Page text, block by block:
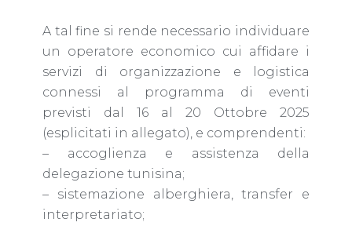
A tal fine si rende necessario individuare
un operatore economico cui affidare i
servizi di organizzazione e logistica
connessi al programma di eventi
previsti dal 16 al 20 Ottobre 2025
(esplicitati in allegato), e comprendenti:
– accoglienza e assistenza della
delegazione tunisina;
– sistemazione alberghiera, transfer e
interpretariato;